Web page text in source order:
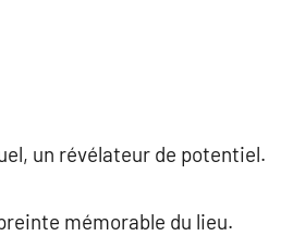
un révélateur de potentiel.
mémorable du lieu.